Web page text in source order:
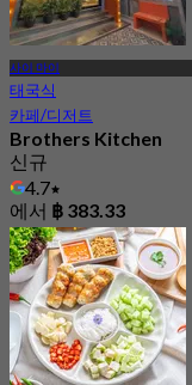
사이 마이
태국식
카페/디저트
Brothers Kitchen
신규
4.7
에서 ฿ 383.33